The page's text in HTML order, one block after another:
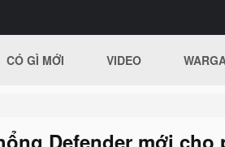
CÓ GÌ MỚI VIDEO
Defender mới